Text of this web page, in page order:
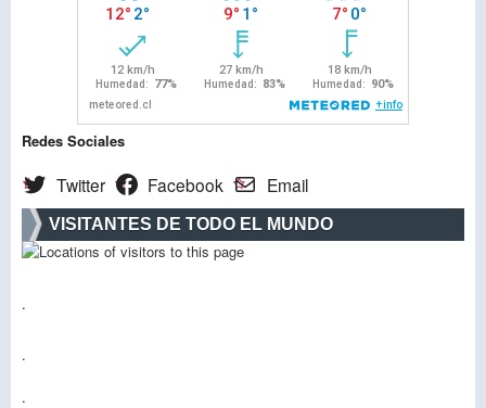
Redes Sociales
Twitter Facebook Email
VISITANTES DE TODO EL MUNDO
.
.
.